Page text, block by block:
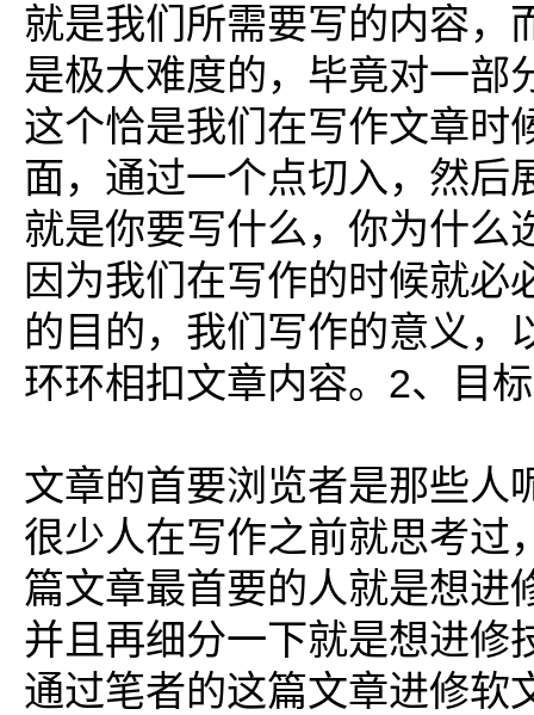
就是我们所需要写的内容，
是极大难度的，毕竟对一部
这个恰是我们在写作文章时
面，通过一个点切入，然后
就是你要写什么，你为什么
因为我们在写作的时候就必
的目的，我们写作的意义，
环环相扣文章内容。2、目
文章的首要浏览者是那些人
很少人在写作之前就思考过
篇文章最首要的人就是想进
并且再细分一下就是想进修
通过笔者的这篇文章进修软